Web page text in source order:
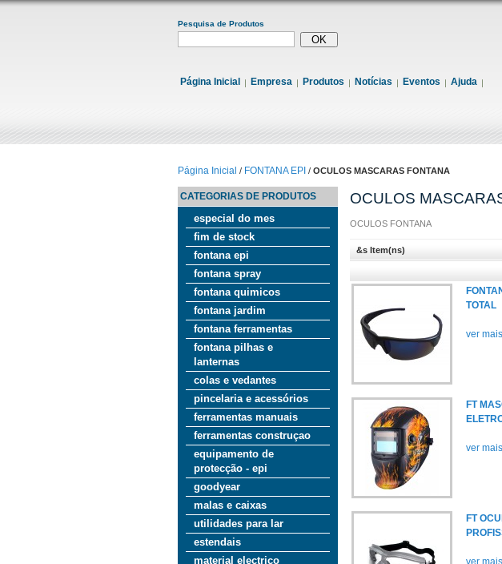
Pesquisa de Produtos
Página Inicial Empresa Produtos Notícias Eventos Ajuda
Página Inicial / FONTANA EPI / OCULOS MASCARAS FONTANA
CATEGORIAS DE PRODUTOS
especial do mes
fim de stock
fontana epi
fontana spray
fontana quimicos
fontana jardim
fontana ferramentas
fontana pilhas e
lanternas
colas e vedantes
pincelaria e acessórios
ferramentas manuais
ferramentas construçao
equipamento de
protecção - epi
goodyear
malas e caixas
utilidades para lar
estendais
material electrico
OCULOS
OCULOS FONTANA
&s Item(ns)
TOTAL
ver mais
FT
ver mais
FT
ver mais